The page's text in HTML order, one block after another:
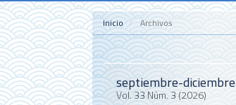
Inicio Archivos
septiembre-diciembre
Vol. 33 Núm. 3 (2026)